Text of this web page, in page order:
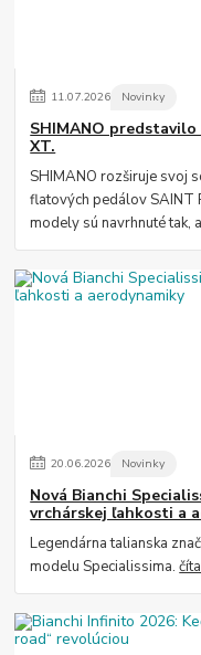
11.07.2026 Novinky
SHIMANO
XT.
SHIMANO rozširuje svoj
flatových pedálov SAINT
modely sú navrhnuté tak,
20.06.2026 Novinky
Nová Bianchi
vrchárskej ľahkosti a
Legendárna talianska
modelu Specialissima.